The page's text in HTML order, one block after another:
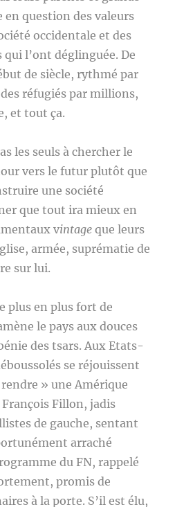
en question des valeurs
occidentale et des
l’ont déglinguée. De
de siècle, rythmé par
réfugiés par millions,
et tout ça.
les seuls à chercher le
vers le futur plutôt que
une société
que tout ira mieux en
vintage que leurs
armée, suprématie de
sur lui.
plus en plus fort de
le pays aux douces
des tsars. Aux Etats-
se réjouissent
» une Amérique
Fillon, jadis
de gauche, sentant
arraché
du FN, rappelé
promis de
à la porte. S’il est élu,